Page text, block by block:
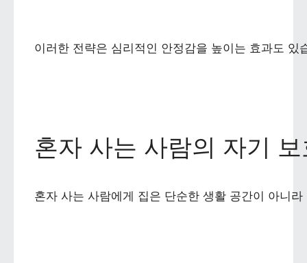
이러한 전략은 심리적인 안정감을 높이는 효과도
혼자 사는 사람의 자기
혼자 사는 사람에게 집은 단순한 생활 공간이 아니